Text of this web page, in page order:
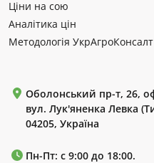
Ціни на сою
Аналітика цін
Методологія УкрАгроКонсалт
Оболонський пр-т, 26,
вул. Лук'яненка Левка
04205, Україна
Пн-Пт: с 9:00 до 18:00.